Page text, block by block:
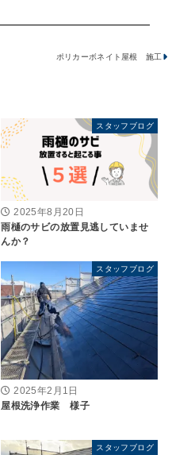
ポリカーボネイト屋根 施工
スタッフブログ
2025年8月20日
雨樋のサビの放置見逃していませ
んか？
スタッフブログ
2025年2月1日
屋根洗浄作業 様子
スタッフブログ